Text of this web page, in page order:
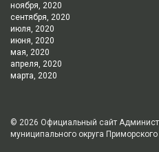
ноября, 2020
сентября, 2020
июля, 2020
июня, 2020
мая, 2020
апреля, 2020
марта, 2020
© 2026 Официальный сайт
муниципального округа Приморского